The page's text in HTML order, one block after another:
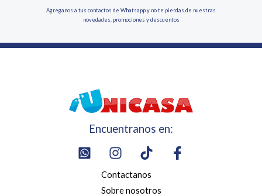
Agreganos a tus contactos de Whatsapp y no te pierdas de nuestras
novedades, promociones y descuentos
Encuentranos en:
Contactanos
Sobre nosotros